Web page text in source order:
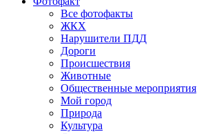
Все фотофакты
ЖКХ
Нарушители ПДД
Дороги
Происшествия
Животные
Общественные мероприятия
Мой город
Природа
Культура